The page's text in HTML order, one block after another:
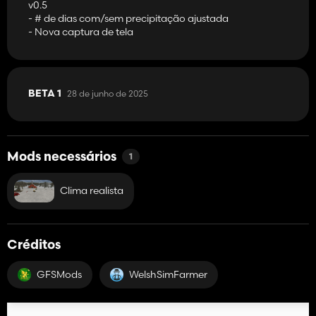
gravadas, edito cada um dos arquivos XML de culturas para
refletir isso.
pessoas saibam que não estou apenas retirando números do ar
para fazê -los;)
v0.5
- # de dias com/sem precipitação ajustada
- Nova captura de tela
BETA 1 28 de junho de 2025
Mods necessários 1
Clima realista
Créditos
GFSMods WelshSimFarmer